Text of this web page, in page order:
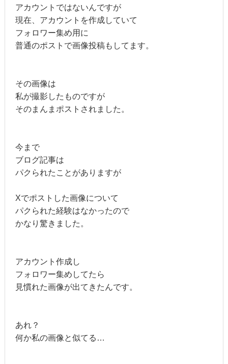
アカウントではないんですが
現在、アカウントを作成していて
フォロワー集め用に
普通のポストで画像投稿もしてます。
その画像は
私が撮影したものですが
そのまんまポストされました。
今まで
ブログ記事は
パクられたことがありますが
Xでポストした画像について
パクられた経験はなかったので
かなり驚きました。
アカウント作成し
フォロワー集めしてたら
見慣れた画像が出てきたんです。
あれ？
何か私の画像と似てる…